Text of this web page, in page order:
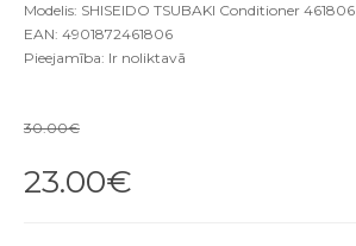
Modelis: SHISEIDO TSUBAKI Conditioner 461806
EAN: 4901872461806
Pieejamība: Ir noliktavā
30.00€
23.00€